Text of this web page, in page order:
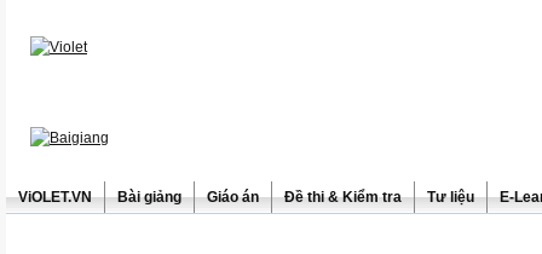
ViOLET.VN Bài giảng Giáo án Đề thi & Kiểm tra Tư liệu E-